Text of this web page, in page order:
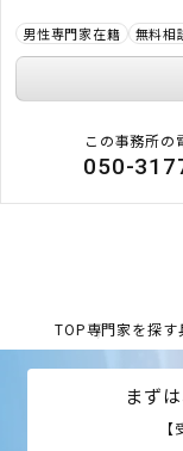
男性専門家在籍 無料相
この事務所の
050-
TOP専門家を探す
まず